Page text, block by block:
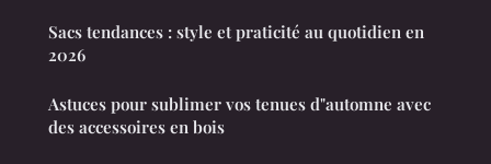
Sacs tendances : style et praticité au quotidien en
2026
Astuces pour sublimer vos tenues d"automne avec
des accessoires en bois